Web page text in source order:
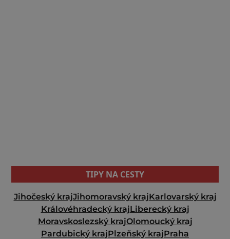
TIPY NA CESTY
Jihočeský krajJihomoravský krajKarlovarský kraj
Královéhradecký krajLiberecký kraj
Moravskoslezský krajOlomoucký kraj
Pardubický krajPlzeňský krajPraha